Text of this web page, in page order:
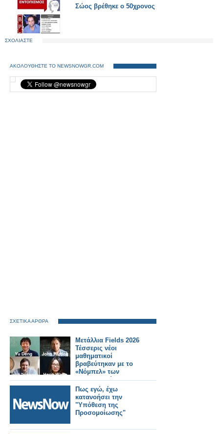
Σώος βρέθηκε ο 50χρονος
ΣΧΟΛΙΑΣΤΕ
ΑΚΟΛΟΥΘΗΣΤΕ ΤΟ NEWSNOWGR.COM
ΣΧΕΤΙΚΑ ΑΡΘΡΑ
Μετάλλια Fields 2026
Τέσσερις νέοι
μαθηματικοί
βραβεύτηκαν με το
«Νόμπελ» των
Μαθηματικών
Πως εγώ, έχω
κατανοήσει την
"Υπόθεση της
Προσομοίωσης"